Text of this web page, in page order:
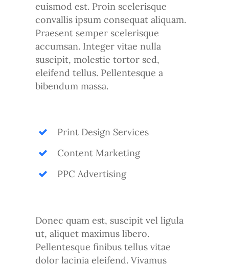
euismod est. Proin scelerisque
convallis ipsum consequat aliquam.
Praesent semper scelerisque
accumsan. Integer vitae nulla
suscipit, molestie tortor sed,
eleifend tellus. Pellentesque a
bibendum massa.
Print Design Services
Content Marketing
PPC Advertising
Donec quam est, suscipit vel ligula
ut, aliquet maximus libero.
Pellentesque finibus tellus vitae
dolor lacinia eleifend. Vivamus